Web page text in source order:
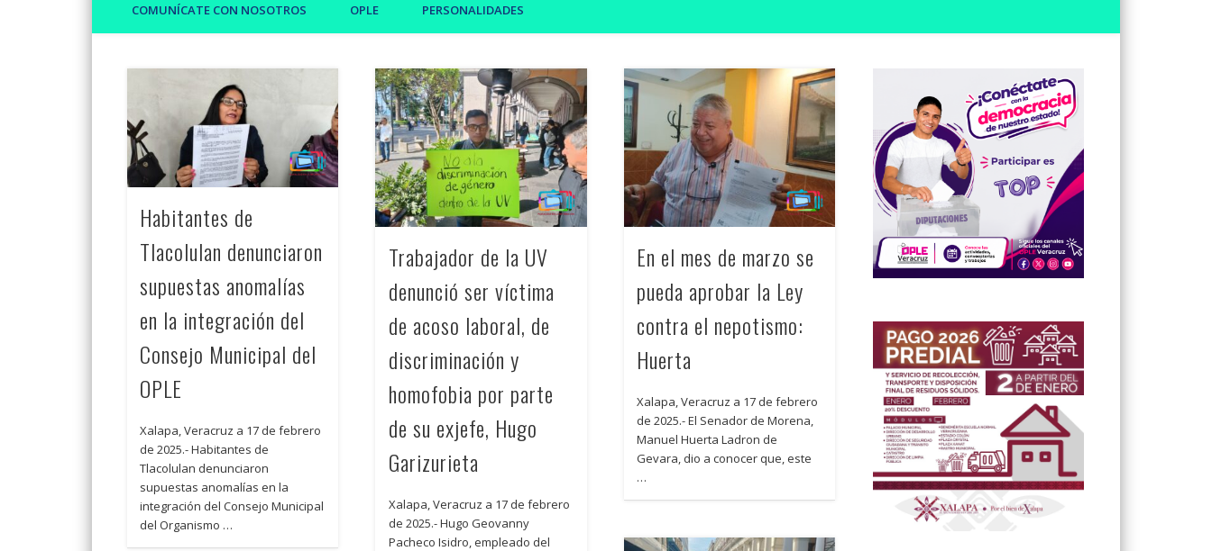
COMUNÍCATE CON NOSOTROS OPLE PERSONALIDADES
Habitantes de
Tlacolulan denunciaron
supuestas anomalías
en la integración del
Consejo Municipal del
OPLE
Xalapa, Veracruz a 17 de febrero
de 2025.- Habitantes de
Tlacolulan denunciaron
supuestas anomalías en la
integración del Consejo Municipal
del Organismo …
Trabajador de la UV
denunció ser víctima
de acoso laboral, de
discriminación y
homofobia por parte
de su exjefe, Hugo
Garizurieta
Xalapa, Veracruz a 17 de febrero
de 2025.- Hugo Geovanny
Pacheco Isidro, empleado del
En el mes de marzo se
pueda aprobar la Ley
contra el nepotismo:
Huerta
Xalapa, Veracruz a 17 de febrero
de 2025.- El Senador de Morena,
Manuel Huerta Ladron de
Gevara, dio a conocer que, este
…